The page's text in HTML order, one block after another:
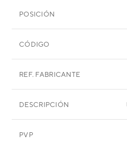
POSICIÓN
CÓDIGO
REF. FABRICANTE
DESCRIPCIÓN
PVP